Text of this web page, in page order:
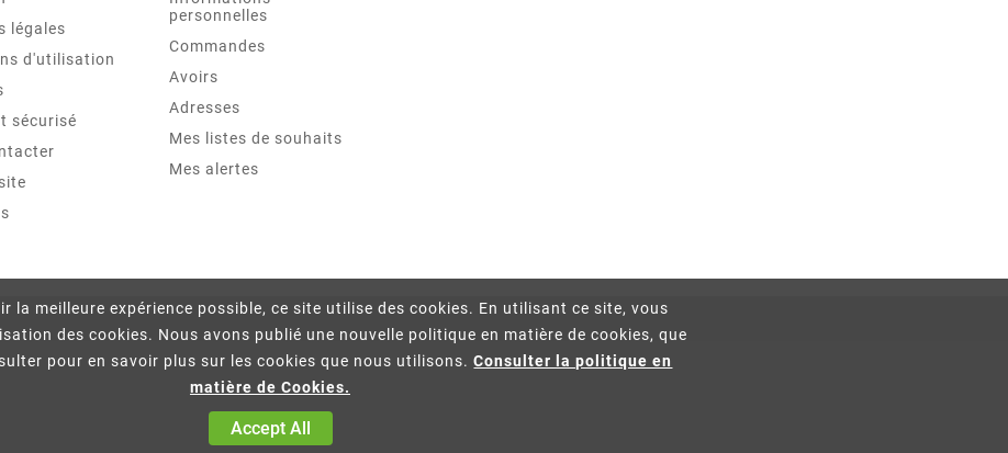
la meilleure expérience possible, ce site utilise des cookies. En utilisant ce site, vous
des cookies. Nous avons publié une nouvelle politique en matière de cookies, que
pour en savoir plus sur les cookies que nous utilisons.Consulter la politique en
matière de Cookies.
Accept All
légales
d'utilisation
sécurisé
personnelles
Commandes
Avoirs
Adresses
Mes listes de souhaits
Mes alertes